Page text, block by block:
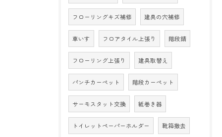
フローリングキズ補修 建具の穴補修
車いす フロアタイル上張り 階段錆
フローリング上張り 建具取替え
パンチカーペット 階段カーペット
サーモスタット交換 紙巻き器
トイレットペーパーホルダー 靴箱撤去